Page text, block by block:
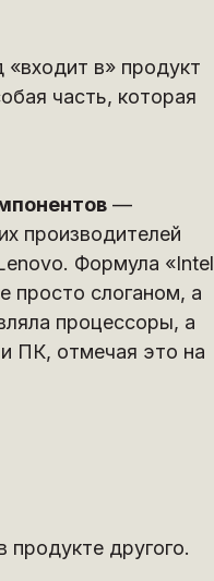
в» продукт
часть, которая
—
производителей
Формула «Intel
просто слоганом, а
процессоры, а
ПК, отмечая это на
другого.